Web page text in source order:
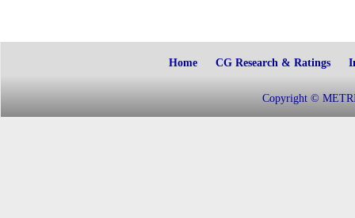
Home CG Research & Ratings
Copyright ©